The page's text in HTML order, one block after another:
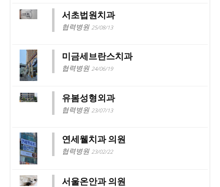
서초법원치과
협력병원 25/08/13
미금세브란스치과
협력병원 24/06/19
유봄성형외과
협력병원 23/07/13
연세웰치과 의원
협력병원 23/02/22
서울온안과 의원